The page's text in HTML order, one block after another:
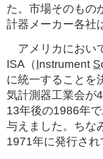
た。市場そのもの
計器メーカー各社
アメリカにおい
ISA（Instrument S
に統一することを
気計測器工業会が
13年後の1986年
与えました。ちな
1971年に発行さ